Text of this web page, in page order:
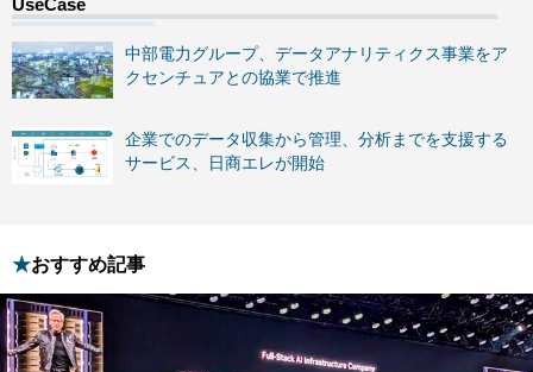
中部電力グループ、データアナリティクス事業をア
クセンチュアとの協業で推進
企業でのデータ収集から管理、分析までを支援する
サービス、日商エレが開始
おすすめ記事